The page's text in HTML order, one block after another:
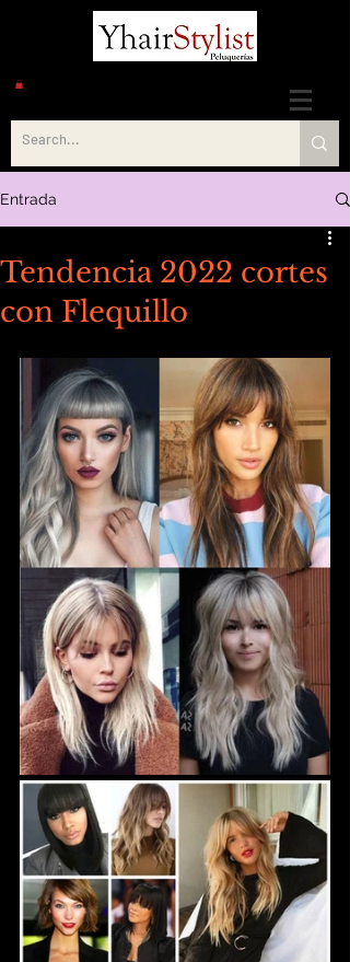
Entrada
Tendencia 2022 cortes
con Flequillo